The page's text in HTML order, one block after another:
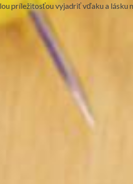
príležitosťou vyjadriť vďaku a lásku